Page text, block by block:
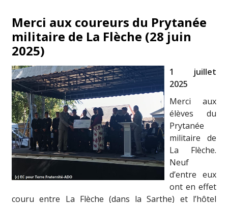
Merci aux coureurs du Prytanée
militaire de La Flèche (28 juin
2025)
1 juillet
2025
Merci aux
élèves du
Prytanée
militaire de
La Flèche.
Neuf
d’entre eux
ont en effet
couru entre La Flèche (dans la Sarthe) et l’hôtel